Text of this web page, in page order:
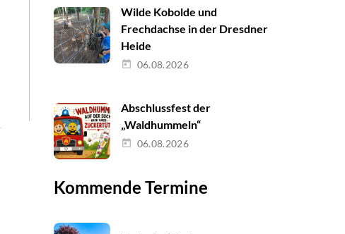
Wilde Kobolde und
Frechdachse in der Dresdner
Heide
06.08.2026
Abschlussfest der
„Waldhummeln“
06.08.2026
Kommende Termine